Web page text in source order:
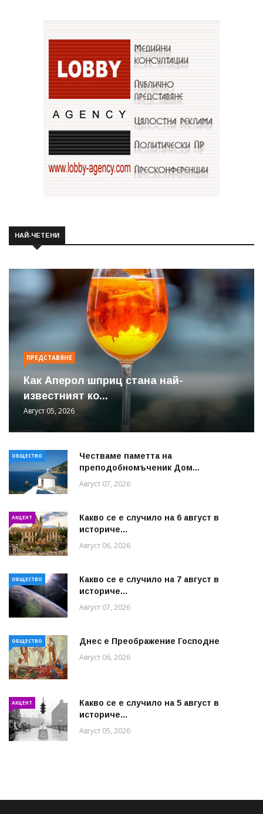
НАЙ-ЧЕТЕНИ
ПРЕДСТАВЯНЕ
Как Аперол шприц стана най-
известният ко...
Август 05, 2026
ОБЩЕСТВО
Честваме паметта на
преподобномъченик Дом...
Август 07, 2026
АКЦЕНТ
Какво се е случило на 6 август в
историче...
Август 06, 2026
ОБЩЕСТВО
Какво се е случило на 7 август в
историче...
Август 07, 2026
ОБЩЕСТВО Днес е Преображение Господне
Август 06, 2026
АКЦЕНТ
Какво се е случило на 5 август в
историче...
Август 05, 2026